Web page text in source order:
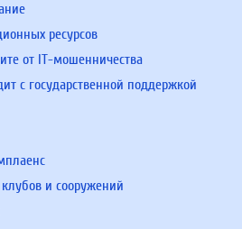
ресурсов
от IT-мошенничества
с государственной поддержкой
и сооружений